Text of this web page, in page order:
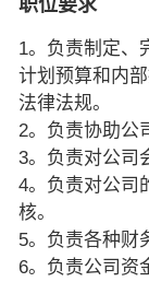
1。负责制定、
计划预算和内
法律法规。
2。负责协助公
3。负责对公司
4。负责对公司
核。
5。负责各种财
6。负责公司资